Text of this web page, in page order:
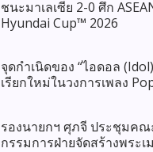
ชนะมาเลเซีย 2-0 ศึก
Hyundai Cup™ 2026
จุดกำเนิดของ “ไอดอล
เรียกใหม่ในวงการเพลง
รองนายกฯ ศุภจี ประชุมคณ
กรรมการฝ่ายจัดสร้างพระเ